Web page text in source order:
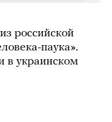
российской
паука».
в украинском